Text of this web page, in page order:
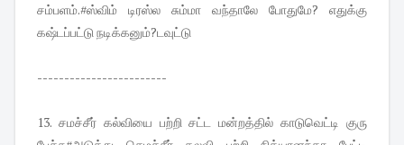
சம்பளம்.#ஸ்விம் டிரஸ்ல சும்மா வந்தாலே போதுமே? எதுக்கு
கஷ்டப்பட்டு நடிக்கனும்?டவுட்டு
------------------------
13. சமச்சீர் கல்வியை பற்றி சட்ட மன்றத்தில் காடுவெட்டி குரு